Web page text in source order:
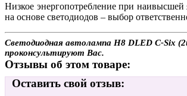
Низкое энергопотребление при наивысшей
на основе светодиодов – выбор
Светодиодная автолампа H8 DLED C-Six
проконсультируют Вас.
Отзывы об этом товаре:
Оставить свой отзыв: